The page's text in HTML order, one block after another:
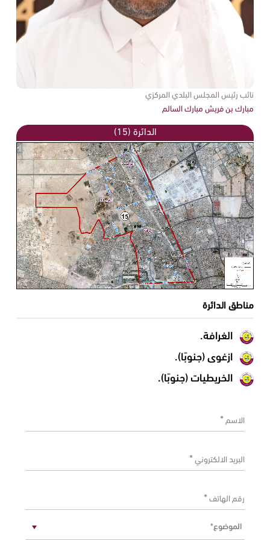
‏الاسم ‏*
‏البريد الالكتروني ‏*
‏رقم الهاتف ‏*
الدائرة (15)
مناطق الدائرة
الغرافة.
ازغوى (جنوبًا).
الخريطيات (جنوبًا).
نائب رئيس المجلس البلدي المركزي
مبارك بن فريش مبارك السالم